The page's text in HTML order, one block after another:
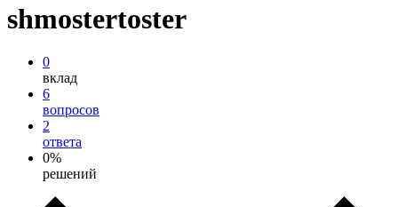
shmostertoster
0
вклад
6
вопросов
2
ответа
0%
решений